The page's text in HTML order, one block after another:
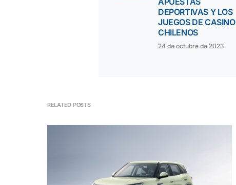
DEPORTIVAS Y LOS
JUEGOS DE CASINO
CHILENOS
24 de octubre de 2023
RELATED POSTS